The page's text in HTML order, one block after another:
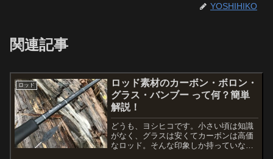
YOSHIHIKO
関連記事
ロッド
ロッド素材のカーボン・ボロン・
グラス・バンブー って何？簡単
解説！
どうも、ヨシヒコです。小さい頃は知識
がなく、グラスは安くてカーボンは高価
なロッド。そんな印象しか持っていなか